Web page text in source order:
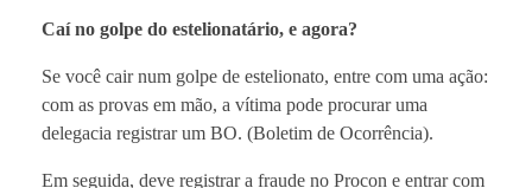
Caí no golpe do estelionatário, e agora?
Se você cair num golpe de estelionato, entre com uma ação:
com as provas em mão, a vítima pode procurar uma
delegacia registrar um BO. (Boletim de Ocorrência).
Em seguida, deve registrar a fraude no Procon e entrar com